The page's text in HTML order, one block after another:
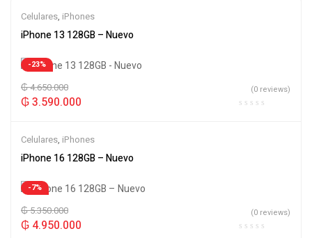
Celulares, iPhones
iPhone 13 128GB – Nuevo
-23%
₲4.650.000
₲3.590.000
(0 reviews)
Celulares, iPhones
iPhone 16 128GB – Nuevo
-7%
₲5.350.000
₲ 4.950.000
(0 reviews)